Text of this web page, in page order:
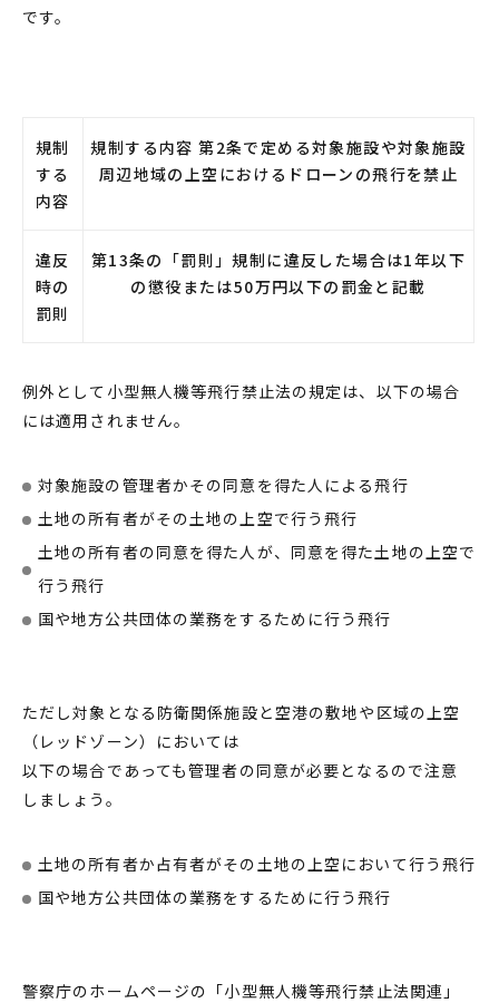
です。
規制
する
内容
規制する内容 第2条で定める対象施設や対象施設
周辺地域の上空におけるドローンの飛行を禁止
違反
時の
罰則
第13条の「罰則」規制に違反した場合は1年以下
の懲役または50万円以下の罰金と記載
例外として小型無人機等飛行禁止法の規定は、以下の場合
には適用されません。
対象施設の管理者かその同意を得た人による飛行
土地の所有者がその土地の上空で行う飛行
土地の所有者の同意を得た人が、同意を得た土地の上空で
行う飛行
国や地方公共団体の業務をするために行う飛行
ただし対象となる防衛関係施設と空港の敷地や区域の上空
（レッドゾーン）においては
以下の場合であっても管理者の同意が必要となるので注意
しましょう。
土地の所有者か占有者がその土地の上空において行う飛行
国や地方公共団体の業務をするために行う飛行
警察庁のホームページの「小型無人機等飛行禁止法関連」